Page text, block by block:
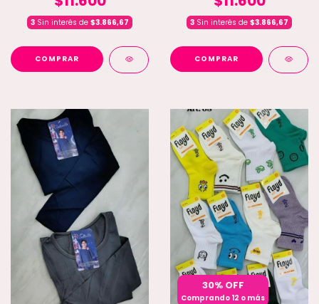
3 Sin interés de $3.866,67
COMPRAR
3 Sin interés de $3.866,67
COMPRAR
30% OFF
Comprando 12 o más